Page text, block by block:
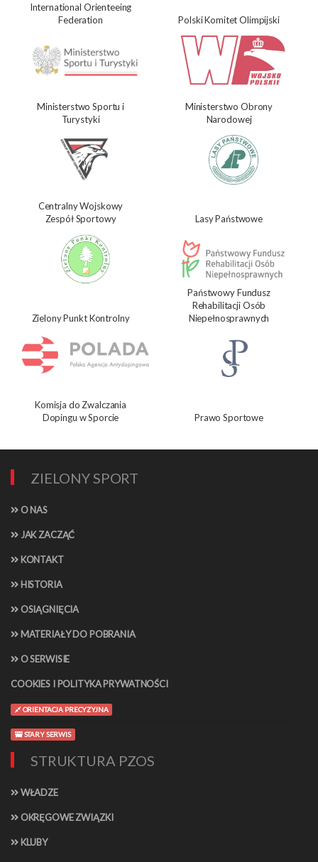
International Orienteeing
Federation
Polski Komitet Olimpijski
Ministerstwo Sportu i
Turystyki
Ministerstwo Obrony
Narodowej
Centralny Wojskowy
Zespół Sportowy
Lasy Państwowe
Zielony Punkt Kontrolny
Państwowy Fundusz
Rehabilitacji Osób
Niepełnosprawnych
Komisja do Zwalczania
Dopingu w Sporcie
Prawo Sportowe
ZIELONY SPORT
O NAS
JAK ZACZĄĆ
KONTAKT
HISTORIA
OSIĄGNIĘCIA
MATERIAŁY DO POBRANIA
O SERWISIE
COOKIES I POLITYKA PRYWATNOŚCI
ORIENTACJA PRECYZYJNA
STARY SERWIS
STRUKTURA PZOS
WŁADZE
OKRĘGOWE ZWIĄZKI
KLUBY